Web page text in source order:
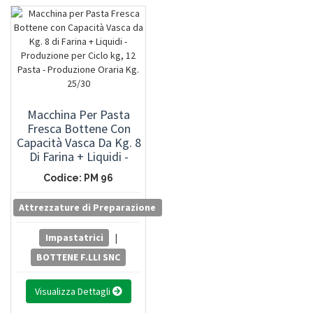
Macchina Per Pasta
Fresca Bottene Con
Capacità Vasca Da Kg. 8
Di Farina + Liquidi -
Produzione Per Ciclo
Kg, 12 Pasta -
Produzione Oraria Kg.
25/30
Codice: PM 96
Attrezzature di Preparazione
Impastatrici
|
BOTTENE F.LLI SNC
Visualizza Dettagli